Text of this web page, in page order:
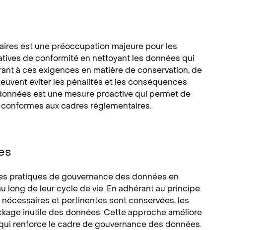
est une préoccupation majeure pour les
de conformité en nettoyant les données qui
à ces exigences en matière de conservation, de
éviter les pénalités et les conséquences
est une mesure proactive qui permet de
aux cadres réglementaires.
pratiques de gouvernance des données en
de leur cycle de vie. En adhérant au principe
et pertinentes sont conservées, les
inutile des données. Cette approche améliore
renforce le cadre de gouvernance des données.